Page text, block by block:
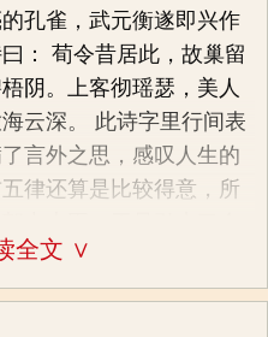
孔雀，武元衡遂即兴作
： 荀令昔居此，故巢留
阴。上客彻瑶瑟，美人
云深。 此诗字里行间表
言外之思，感叹人生的
律还算是比较得意，所
诗觉得此诗对孔雀的描
明灵活，且情感不够深
，诗名为《和武相公感
全文 ∨